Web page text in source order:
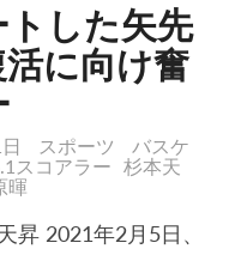
した矢先
に向け奮
スポーツ
バスケ
スコアラー 杉本天
暉
昇 2021年2月5日、